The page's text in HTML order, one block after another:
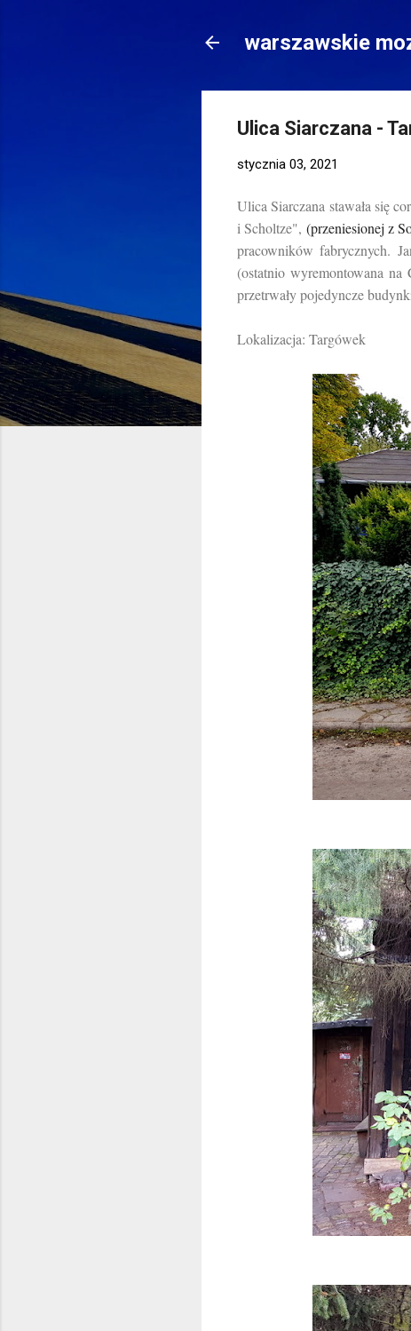
warszawskie
Ulica Siarczana -
stycznia 03, 2021
Ulica Siarczana stawała się
i Scholtze", (przeniesionej z
pracowników fabrycznych.
(ostatnio wyremontowana
przetrwały pojedyncze
Lokalizacja: Targówek